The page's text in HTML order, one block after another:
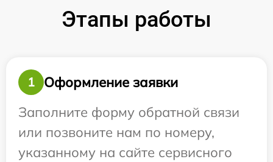
Этапы работы
1
Оформление заявки
Заполните форму обратной связи
или позвоните нам по номеру,
указанному на сайте сервисного